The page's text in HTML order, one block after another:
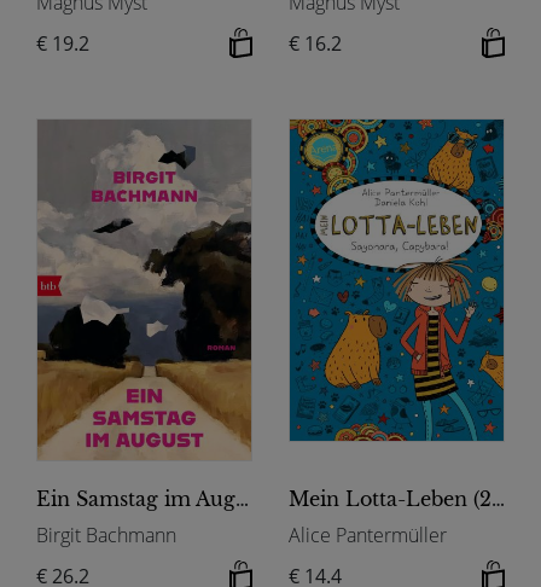
€ 19.2
€ 16.2
Ein Samstag im August
Birgit Bachmann
€ 26.2
Mein Lotta-Leben (23). Sayonara, Capybara!
Alice Pantermüller
€ 14.4